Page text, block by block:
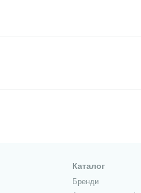
Каталог
Бренди